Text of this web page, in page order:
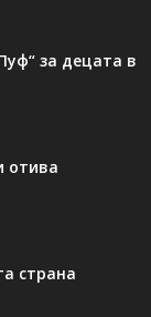
за децата в
отива
страна